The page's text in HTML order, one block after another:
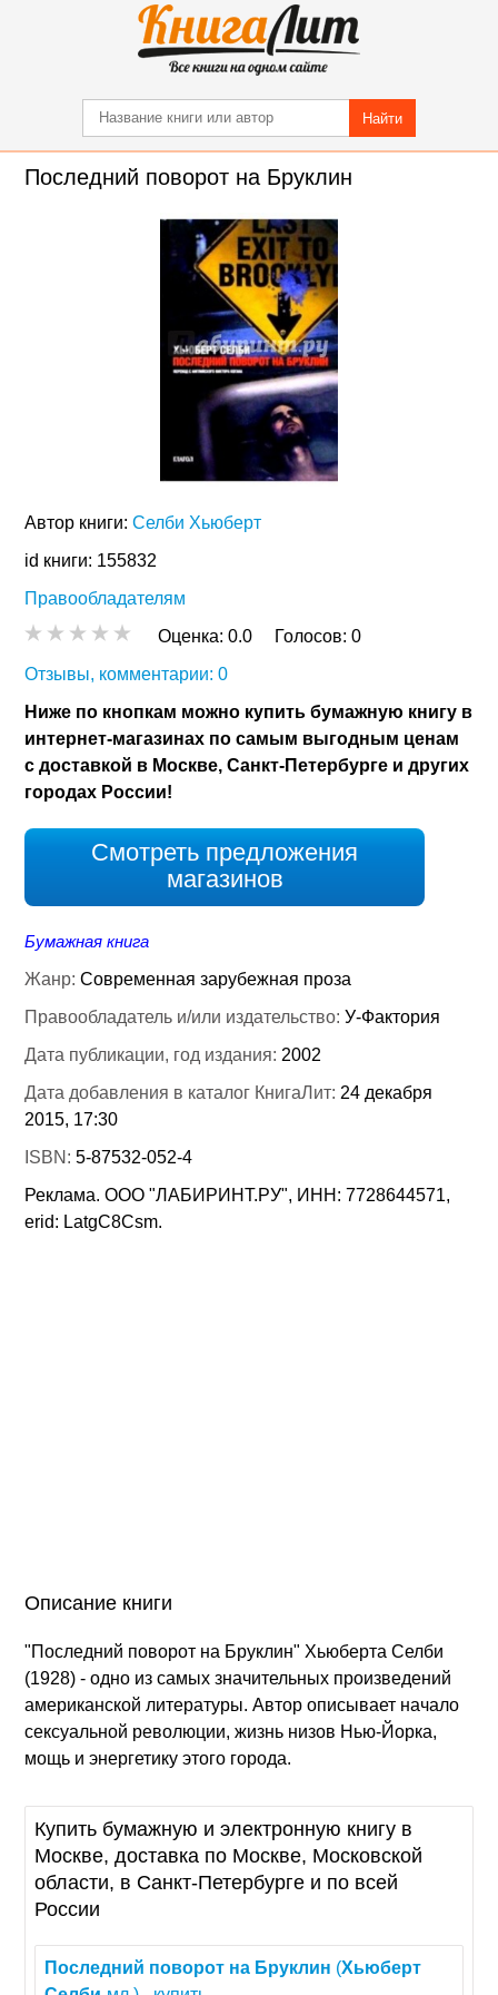
Найти
Последний поворот на Бруклин
Автор книги:Селби Хьюберт
id книги: 155832
Правообладателям
Оценка:0.0 Голосов:0
Отзывы, комментарии: 0
Ниже по кнопкам можно купить бумажную книгу в
интернет-магазинах по самым выгодным ценам
с доставкой в Москве, Санкт-Петербурге и других
городах России!
Смотреть предложения
магазинов
Бумажная книга
Жанр:Современная зарубежная проза
Правообладатель и/или издательство:У-Фактория
Дата публикации, год издания: 2002
Дата добавления в каталог КнигаЛит: 24 декабря
2015, 17:30
ISBN:5-87532-052-4
Реклама. ООО "ЛАБИРИНТ.РУ", ИНН: 7728644571,
erid: LatgC8Csm.
Описание книги
"Последний поворот на Бруклин" Хьюберта Селби
(1928) - одно из самых значительных произведений
американской литературы. Автор описывает начало
сексуальной революции, жизнь низов Нью-Йорка,
мощь и энергетику этого города.
Купить бумажную и электронную книгу в
Москве, доставка по Москве, Московской
области, в Санкт-Петербурге и по всей
России
Последний поворот на Бруклин (Хьюберт